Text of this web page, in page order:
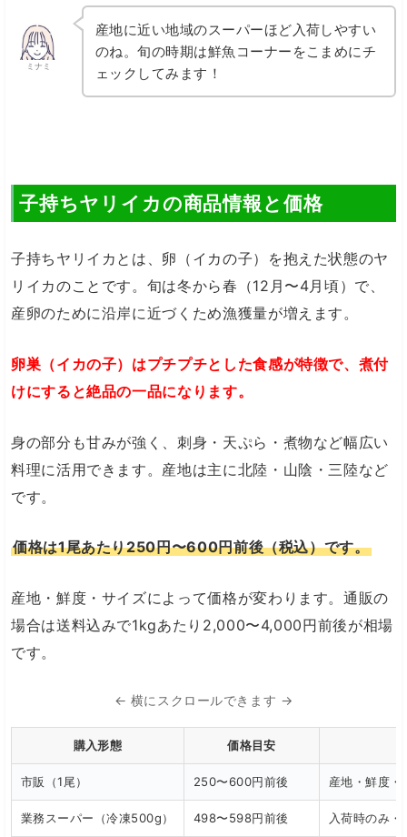
ミナミ
産地に近い地域のスーパーほど入荷しやすい
のね。旬の時期は鮮魚コーナーをこまめにチ
ェックしてみます！
子持ちヤリイカの商品情報と価格
子持ちヤリイカとは、卵（イカの子）を抱えた状態のヤ
リイカのことです。旬は冬から春（12月〜4月頃）で、
産卵のために沿岸に近づくため漁獲量が増えます。
卵巣（イカの子）はプチプチとした食感が特徴で、煮付
けにすると絶品の一品になります。
身の部分も甘みが強く、刺身・天ぷら・煮物など幅広い
料理に活用できます。産地は主に北陸・山陰・三陸など
です。
価格は1尾あたり250円〜600円前後（税込）です。
産地・鮮度・サイズによって価格が変わります。通販の
場合は送料込みで1kgあたり2,000〜4,000円前後が相場
です。
← 横にスクロールできます →
購入形態 価格目安
市販（1尾） 250〜600円前後 産地・鮮度・
業務スーパー（冷凍500g） 498〜598円前後 入荷時のみ・